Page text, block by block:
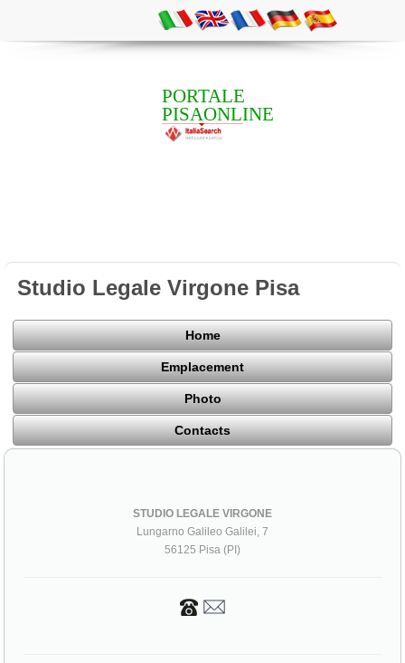
PORTALE
PISAONLINE
Studio Legale Virgone Pisa
Home
Emplacement
Photo
Contacts
STUDIO LEGALE VIRGONE
Lungarno Galileo Galilei, 7
56125 Pisa (PI)